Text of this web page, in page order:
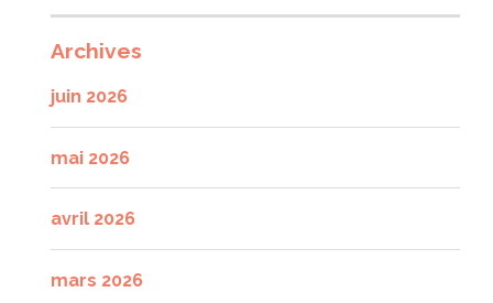
Archives
juin 2026
mai 2026
avril 2026
mars 2026